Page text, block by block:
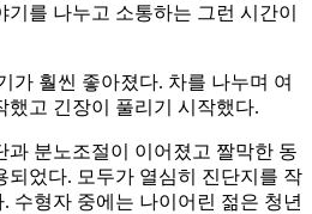
를 나누고 소통하는 그런 시간이
가 훨씬 좋아졌다. 차를 나누며 여
했고 긴장이 풀리기 시작했다.
과 분노조절이 이어졌고 짤막한 동
되었다. 모두가 열심히 진단지를 작
수형자 중에는 나이어린 젊은 청년